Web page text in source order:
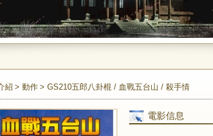
紹 動作 GS210五郎八卦棍 / 血戰五台山 / 殺手情
電影信息